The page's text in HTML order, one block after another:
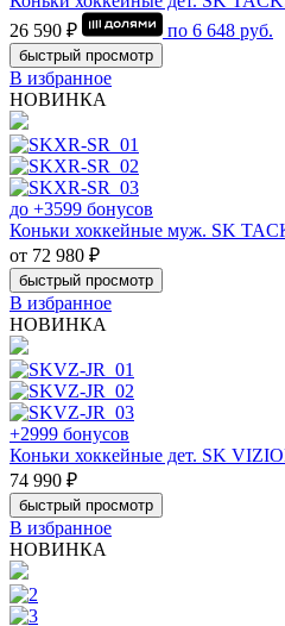
26 590 ₽
по 6 648 руб.
быстрый просмотр
В избранное
НОВИНКА
до +3599 бонусов
Коньки хоккейные муж. SK
от 72 980 ₽
быстрый просмотр
В избранное
НОВИНКА
+2999 бонусов
Коньки хоккейные дет. SK
74 990 ₽
быстрый просмотр
В избранное
НОВИНКА